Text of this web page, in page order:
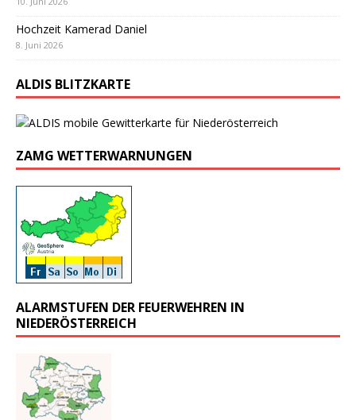
Hochzeit Kamerad Daniel
8. Juni 2026
ALDIS BLITZKARTE
ZAMG WETTERWARNUNGEN
ALARMSTUFEN DER FEUERWEHREN IN
NIEDERÖSTERREICH